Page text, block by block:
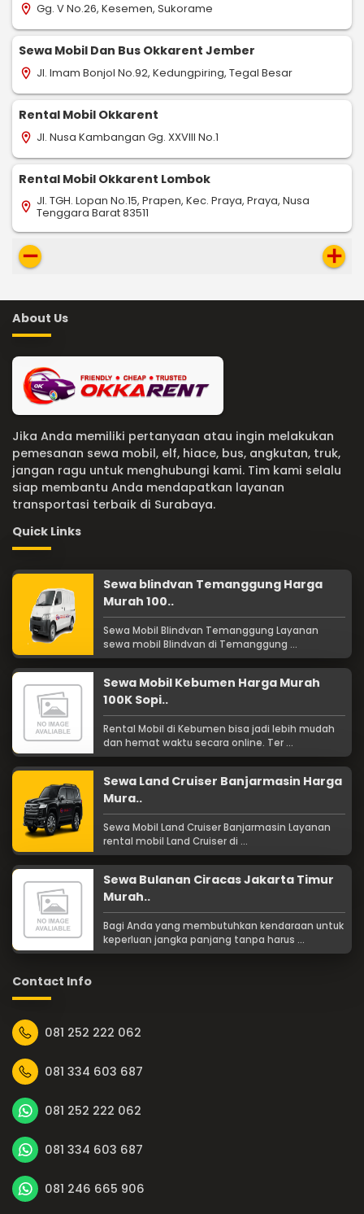
location_on Gg. V No.26, Kesemen, Sukorame
Sewa Mobil Dan Bus Okkarent Jember
location_on Jl. Imam Bonjol No.92, Kedungpiring, Tegal Besar
Rental Mobil Okkarent
location_on Jl. Nusa Kambangan Gg. XXVIII No.1
Rental Mobil Okkarent Lombok
location_on Jl. TGH. Lopan No.15, Prapen, Kec. Praya, Praya, Nusa
Tenggara Barat 83511
remove add
About Us
Jika Anda memiliki pertanyaan atau ingin melakukan
pemesanan sewa mobil, elf, hiace, bus, angkutan, truk,
jangan ragu untuk menghubungi kami. Tim kami selalu
siap membantu Anda mendapatkan layanan
transportasi terbaik di Surabaya.
Quick Links
Sewa blindvan Temanggung Harga
Murah 100..
Sewa Mobil Blindvan Temanggung Layanan
sewa mobil Blindvan di Temanggung ...
Sewa Mobil Kebumen Harga Murah
100K Sopi..
Rental Mobil di Kebumen bisa jadi lebih mudah
dan hemat waktu secara online. Ter ...
Sewa Land Cruiser Banjarmasin Harga
Mura..
Sewa Mobil Land Cruiser Banjarmasin Layanan
rental mobil Land Cruiser di ...
Sewa Bulanan Ciracas Jakarta Timur
Murah..
Bagi Anda yang membutuhkan kendaraan untuk
keperluan jangka panjang tanpa harus ...
Contact Info
081 252 222 062
081 334 603 687
081 252 222 062
081 334 603 687
081 246 665 906